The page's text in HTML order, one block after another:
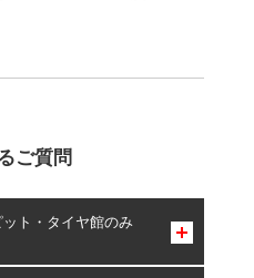
ご質問
ト・タイヤ館のみ